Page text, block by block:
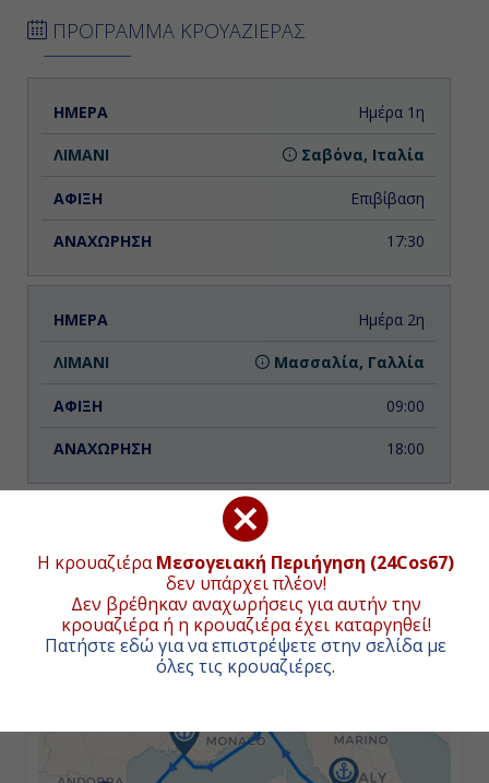
Η κρουαζιέραΜεσογειακή Περιήγηση (24Cos67)
δεν υπάρχει πλέον!
Δεν βρέθηκαν αναχωρήσεις για αυτήν την
κρουαζιέρα ή η κρουαζιέρα έχει καταργηθεί!
Πατήστε εδώ για να επιστρέψετε στην σελίδα με
όλες τις κρουαζιέρες.
ΠΡΟΓΡΑΜΜΑ ΚΡΟΥΑΖΙΕΡΑΣ
ΗΜΕΡΑ ΑΝΑΧΩΡΗΣΗ
Ημέρα 1η
Σαβόνα, Ιταλία
Επιβίβαση
17:30
Ημέρα 2η
Μασσαλία, Γαλλία
09:00
18:00
Βαρκελώνη, Ισπανία
08:00
Βαρκελώνη, Ισπανία
ΧΑΡΤΗΣ ΚΡΟΥΑΖΙΕΡΑΣ
+